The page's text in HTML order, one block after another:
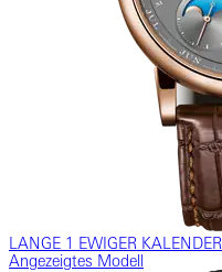
LANGE 1 EWIGER KALENDER
Angezeigtes Modell